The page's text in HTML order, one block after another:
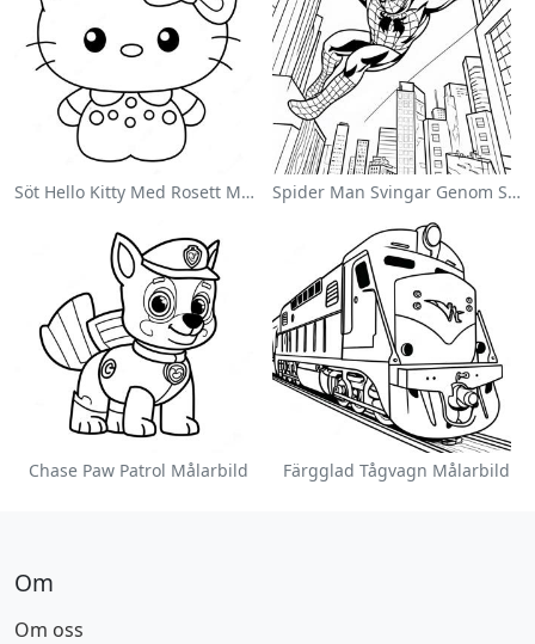
Söt Hello Kitty Med Rosett Målarbild Spider Man Svingar Genom Staden Målarbild
Chase Paw Patrol Målarbild Färgglad Tågvagn Målarbild
Om
Om oss